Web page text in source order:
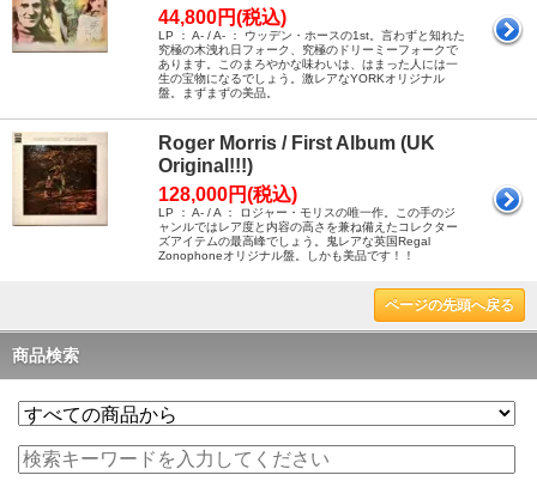
44,800円(税込)
LP ： A- / A- ： ウッデン・ホースの1st。言わずと知れた
究極の木洩れ日フォーク、究極のドリーミーフォークで
あります。このまろやかな味わいは、はまった人には一
生の宝物になるでしょう。激レアなYORKオリジナル
盤。まずまずの美品。
Roger Morris / First Album (UK
Original!!!)
128,000円(税込)
LP ： A- / A ： ロジャー・モリスの唯一作。この手のジ
ャンルではレア度と内容の高さを兼ね備えたコレクター
ズアイテムの最高峰でしょう。鬼レアな英国Regal
Zonophoneオリジナル盤。しかも美品です！！
ページの先頭へ戻る
商品検索